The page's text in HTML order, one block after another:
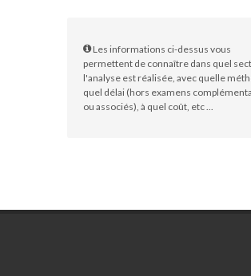
Les informations ci-dessus vous
permettent de connaître dans quel
l'analyse est réalisée, avec quelle
quel délai (hors examens
ou associés), à quel coût, etc ...